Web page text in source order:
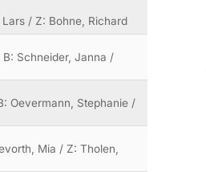
/ Z: Bohne, Richard
Schneider, Janna /
Oevermann, Stephanie /
Mia / Z: Tholen,